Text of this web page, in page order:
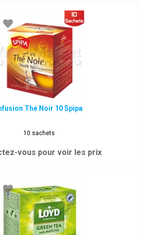
Thé Noir 10 Spipa
10 sachets
vous pour voir les prix